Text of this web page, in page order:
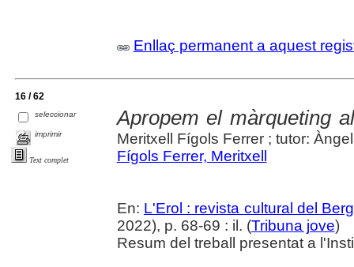
Enllaç permanent a aquest
16 / 62
seleccionar
imprimir
Text complet
Apropem el màrqueting
Meritxell Fígols Ferrer ; tutor:
Fígols Ferrer, Meritxell
En: L'Erol : revista cultural del
2022), p. 68-69 : il. (Tribuna jove)
Resum del treball presentat a